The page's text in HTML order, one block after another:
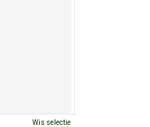
Wis selectie